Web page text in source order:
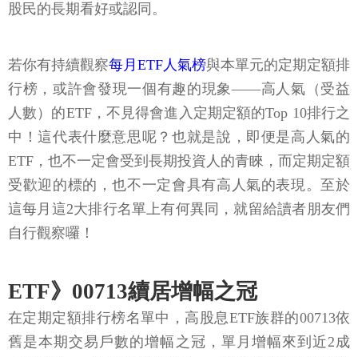
股民的長期看好或認同。
若你有持續觀察每月ETF人氣榜與本單元的定期定額排
行榜，或許會發現一個有趣的現象——高人氣（受益
人數）的ETF，不見得會進入定期定額的Top 10排行之
中！這代表什麼意思呢？也就是說，即便是高人氣的
ETF，也不一定會受到長期投資人的青睞，而定期定額
受歡迎的標的，也不一定會具有高人氣的表現。至於
這每月這2大排行名單上有何異同，就留給讀者朋友們
自行觀察囉！
ETF》00713續居增幅之冠
在定期定額排行榜名單中，高股息ETF族群的00713依
舊是本期交易戶數的增幅之冠，單月增幅來到近2成